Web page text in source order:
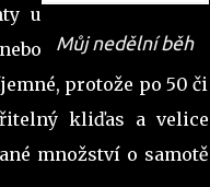
Můj nedělní běh
u
protože po 50 či
kliďas a velice
množství o samotě